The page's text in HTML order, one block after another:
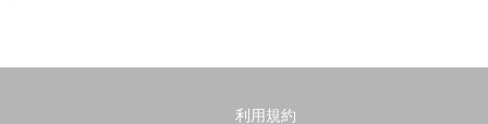
利用規約